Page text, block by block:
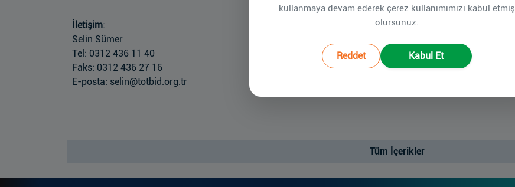
İletişim:
Selin Sümer
Tel: 0312 436 11 40
Faks: 0312 436 27 16
E-posta: selin@totbid.org.tr
Tüm İçerikler
kullanmaya devam ederek çerez kullanımımızı kabul etmiş
olursunuz.
Reddet Kabul Et